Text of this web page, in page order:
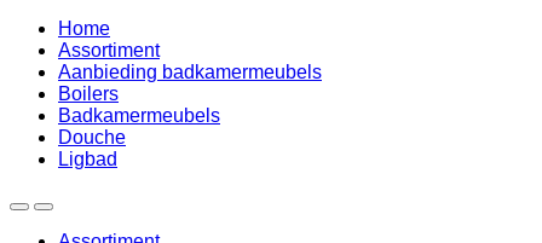
Home
Assortiment
Aanbieding badkamermeubels
Boilers
Badkamermeubels
Douche
Ligbad